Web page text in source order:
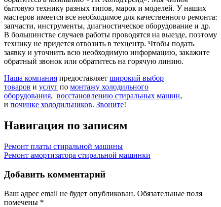
бытовую технику разных типов, марок и моделей. У наших
мастеров имеется все необходимое для качественного ремонта:
запчасти, инструменты, диагностическое оборудование и др.
В большинстве случаев работы проводятся на выезде, поэтому
технику не придется отвозить в техцентр. Чтобы подать
заявку и уточнить всю необходимую информацию, закажите
обратный звонок или обратитесь на горячую линию.
Наша компания предоставляет широкий выбор
товаров и услуг по монтажу холодильного
оборудования, восстановлению стиральных машин,
и починке холодильников. Звоните!
Навигация по записям
Ремонт платы стиральной машины
Ремонт амортизатора стиральной машинки
Добавить комментарий
Ваш адрес email не будет опубликован. Обязательные поля
помечены *